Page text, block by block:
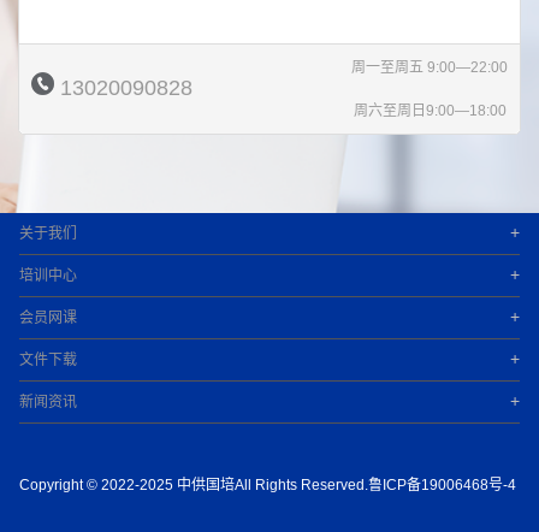
13020090828
周一至周五 9:00—22:00
周六至周日9:00—18:00
关于我们 +
培训中心 +
会员网课 +
文件下载 +
新闻资讯 +
Copyright © 2022-2025 中供国培All Rights Reserved.鲁ICP备19006468号-4